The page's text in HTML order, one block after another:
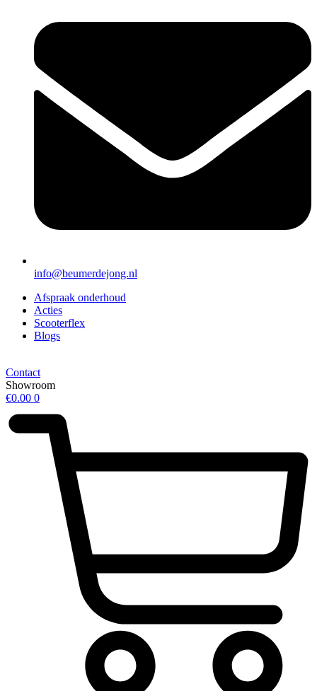
info@beumerdejong.nl
Afspraak onderhoud
Acties
Scooterflex
Blogs
Contact
Showroom
€0.00 0